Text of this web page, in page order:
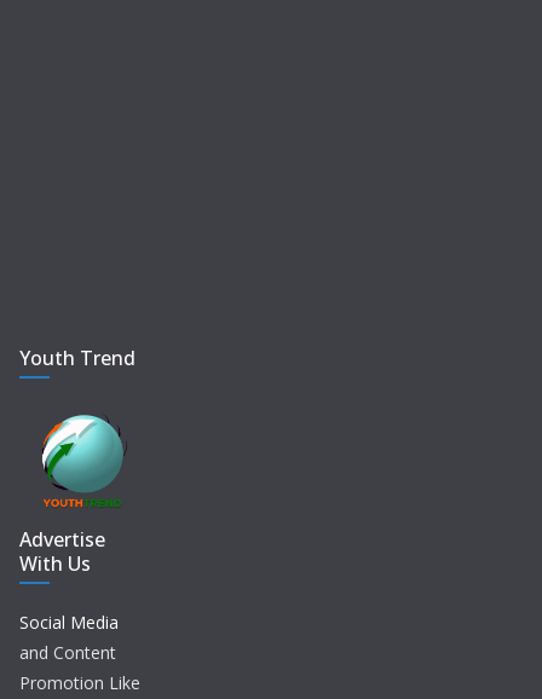
Youth Trend
Advertise
With Us
Social Media
and Content
Promotion Like